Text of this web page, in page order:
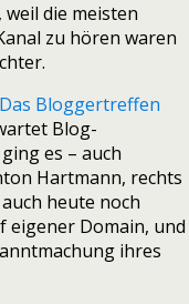
die meisten
zu hören waren
Bloggertreffen
Blog-
es – auch
Hartmann, rechts
heute noch
eigener Domain, und
ihres